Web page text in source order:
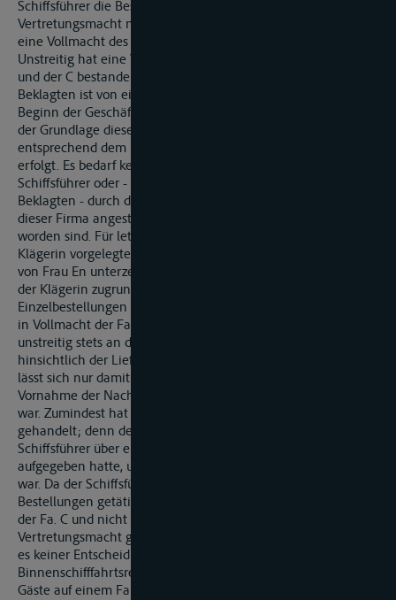
Schiffsführer die Bestellungen aufgrund seiner gesetzlichen
Vertretungsmacht nach § 15 BSchG und nicht mit Bezug auf
eine Vollmacht des Ausrüsters, also der C getätigt hat;
Unstreitig hat eine Vertragsbeziehung zwischen der Klägerin
und der C bestanden. Nach dem unbestrittenen Vortrag der
Beklagten ist von einem Rahmenvertrag auszugehen, der zu
Beginn der Geschäftsbeziehung geschlossen worden ist. Auf
der Grundlage dieses, Rahmenvertrages sind sodann
entsprechend dem Bedarf fortlaufend Einzelbestellungen
erfolgt. Es bedarf keiner Aufklärung dazu, ob diese durch den
Schiffsführer oder - entsprechend der Behauptung der
Beklagten - durch den Direktor der Fa. C , Herrn E oder die bei
dieser Firma angestellte Zahlmeisterin Frau En getätigt
worden sind. Für letzteres spricht allerdings die von der
Klägerin vorgelegte Nachbestellung vom 22. März 1997, die
von Frau En unterzeichnet ist. Selbst wenn man den Vortrag
der Klägerin zugrundelegen wollte, der Schiffsführer habe die
Einzelbestellungen vorgenommen, hätte dieser namens und
in Vollmacht der Fa. C gehandelt. Die Rechnungen sind
unstreitig stets an die Fa. C gegangen, die diese auch
hinsichtlich der Lieferungen für rund 1 Jahr bezahlt hat. Dies
lässt sich nur damit erklären, dass der Schiffsführer zur
Vornahme der Nachbestellungen seitens der C bevollmächtigt
war. Zumindest hat er aufgrund einer Duldungsvollmacht
gehandelt; denn der Fa. C war ja bekannt, dass der
Schiffsführer über ein Jahr lang die Einzelbestellungen für sie
aufgegeben hatte, und das Schiff weiterhin für sie im Einsatz
war. Da der Schiffsführer somit, wenn er überhaupt
Bestellungen getätigt hat, dabei mit Bezug auf eine Vollmacht
der Fa. C und nicht kraft seiner gesetzlichen
Vertretungsmacht gemäß § 15 BSchG gehandelt hat, bedarf
es keiner Entscheidung dazu, die Verproviantierung im
Binnenschifffahrtsrecht, insbesondere auch diejenige der
Gäste auf einem Fahrgastschiff, von § 15 BSchG erfasst wird.